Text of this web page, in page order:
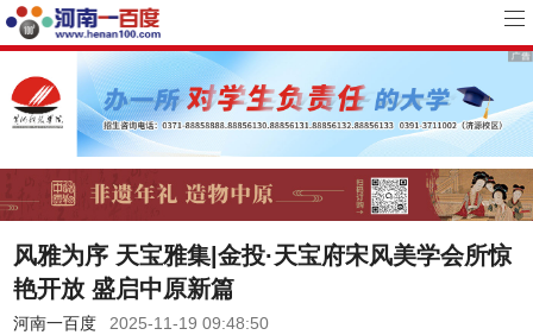
风雅为序 天宝雅集|金投·天宝府宋风美学会所惊
艳开放 盛启中原新篇
河南一百度 2025-11-19 09:48:50